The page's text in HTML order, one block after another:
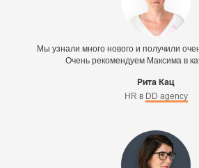
Мы узнали много нового и получили
Очень рекомендуем Максима в
Рита Кац
HR в DD agency